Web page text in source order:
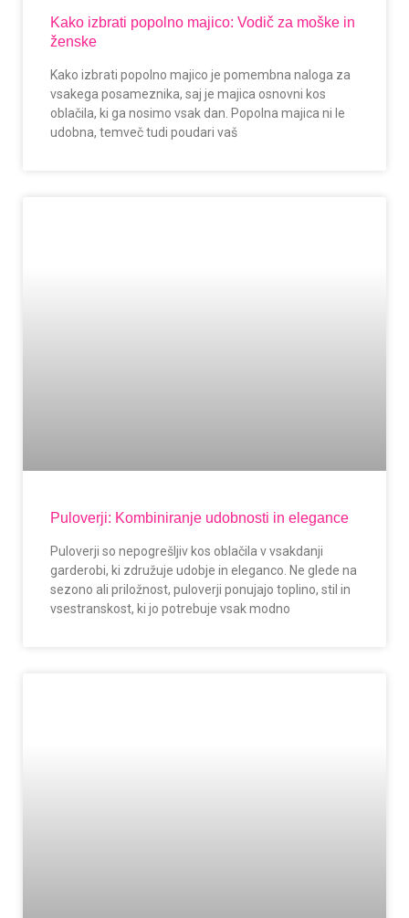
Kako izbrati popolno majico: Vodič za moške in
ženske
Kako izbrati popolno majico je pomembna naloga za
vsakega posameznika, saj je majica osnovni kos
oblačila, ki ga nosimo vsak dan. Popolna majica ni le
udobna, temveč tudi poudari vaš
Puloverji: Kombiniranje udobnosti in elegance
Puloverji so nepogrešljiv kos oblačila v vsakdanji
garderobi, ki združuje udobje in eleganco. Ne glede na
sezono ali priložnost, puloverji ponujajo toplino, stil in
vsestranskost, ki jo potrebuje vsak modno